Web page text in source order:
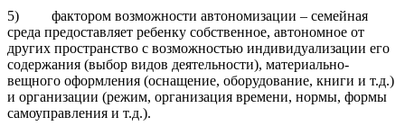
5) фактором возможности автономизации – семейная
среда предоставляет ребенку собственное, автономное от
других пространство с возможностью индивидуализации его
содержания (выбор видов деятельности), материально-
вещного оформления (оснащение, оборудование, книги и т.д.)
и организации (режим, организация времени, нормы, формы
самоуправления и т.д.).